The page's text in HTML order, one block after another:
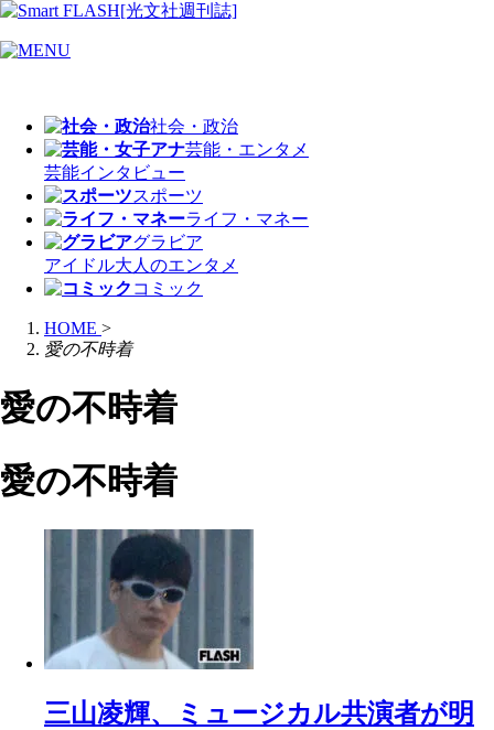
社会・政治
芸能・エンタメ
芸能インタビュー
スポーツ
ライフ・マネー
グラビア
アイドル大人のエンタメ
コミック
HOME >
愛の不時着
愛の不時着
愛の不時着
三山凌輝、ミュージカル共演者が明